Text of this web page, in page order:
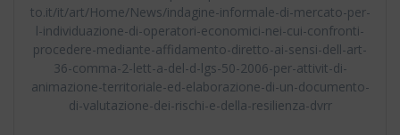
to.it/it/art/Home/News/indagine-informale-di-mercato-per-
l-individuazione-di-operatori-economici-nei-cui-confronti-
procedere-mediante-affidamento-diretto-ai-sensi-dell-art-
36-comma-2-lett-a-del-d-lgs-50-2006-per-attivit-di-
animazione-territoriale-ed-elaborazione-di-un-documento-
di-valutazione-dei-rischi-e-della-resilienza-dvrr